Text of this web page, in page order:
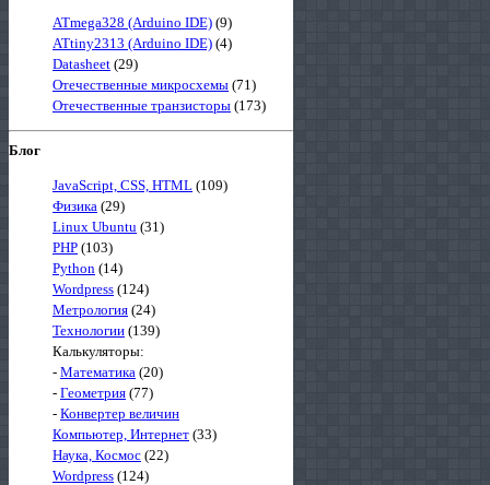
ATmega328 (Arduino IDE) (9)
ATtiny2313 (Arduino IDE) (4)
Datasheet (29)
Отечественные микросхемы (71)
Отечественные транзисторы (173)
Блог
JavaScript, CSS, HTML (109)
Физика (29)
Linux Ubuntu (31)
PHP (103)
Python (14)
Wordpress (124)
Метрология (24)
Технологии (139)
Калькуляторы:
- Математика (20)
- Геометрия (77)
- Конвертер величин
Компьютер, Интернет (33)
Наука, Космос (22)
Wordpress (124)